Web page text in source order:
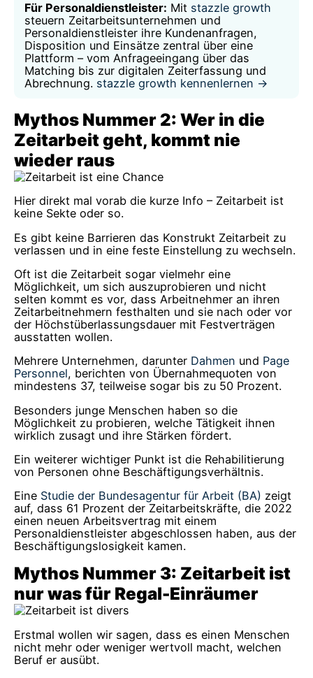
Für Personaldienstleister: Mit stazzle growth
steuern Zeitarbeitsunternehmen und
Personaldienstleister ihre Kundenanfragen,
Disposition und Einsätze zentral über eine
Plattform – vom Anfrageeingang über das
Matching bis zur digitalen Zeiterfassung und
Abrechnung. stazzle growth kennenlernen →
Mythos Nummer 2: Wer in die
Zeitarbeit geht, kommt nie
wieder raus
Hier direkt mal vorab die kurze Info – Zeitarbeit ist
keine Sekte oder so.
Es gibt keine Barrieren das Konstrukt Zeitarbeit zu
verlassen und in eine feste Einstellung zu wechseln.
Oft ist die Zeitarbeit sogar vielmehr eine
Möglichkeit, um sich auszuprobieren und nicht
selten kommt es vor, dass Arbeitnehmer an ihren
Zeitarbeitnehmern festhalten und sie nach oder vor
der Höchstüberlassungsdauer mit Festverträgen
ausstatten wollen.
Mehrere Unternehmen, darunter Dahmen und Page
Personnel, berichten von Übernahmequoten von
mindestens 37, teilweise sogar bis zu 50 Prozent.
Besonders junge Menschen haben so die
Möglichkeit zu probieren, welche Tätigkeit ihnen
wirklich zusagt und ihre Stärken fördert.
Ein weiterer wichtiger Punkt ist die Rehabilitierung
von Personen ohne Beschäftigungsverhältnis.
Eine Studie der Bundesagentur für Arbeit (BA) zeigt
auf, dass 61 Prozent der Zeitarbeitskräfte, die 2022
einen neuen Arbeitsvertrag mit einem
Personaldienstleister abgeschlossen haben, aus der
Beschäftigungslosigkeit kamen.
Mythos Nummer 3: Zeitarbeit ist
nur was für Regal-Einräumer
Erstmal wollen wir sagen, dass es einen Menschen
nicht mehr oder weniger wertvoll macht, welchen
Beruf er ausübt.